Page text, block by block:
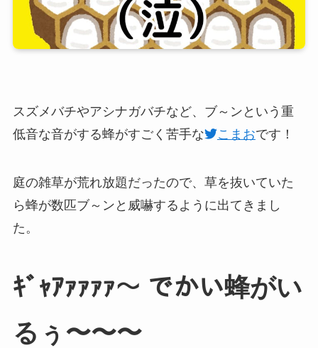
スズメバチやアシナガバチなど、ブ～ンという重
低音な音がする蜂がすごく苦手な
こまおです！
庭の雑草が荒れ放題だったので、草を抜いていた
ら蜂が数匹ブ～ンと威嚇するように出てきまし
た。
ｷﾞｬｱｧｧｧｧ〜 でかい蜂がい
るぅ〜〜〜